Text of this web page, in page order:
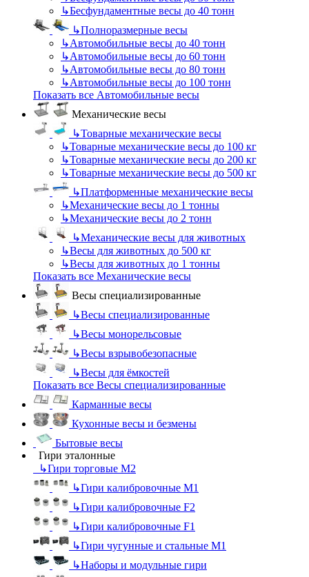
↳Бесфундаментные весы до 40 тонн
↳Полноразмерные весы
↳Автомобильные весы до 40 тонн
↳Автомобильные весы до 60 тонн
↳Автомобильные весы до 80 тонн
↳Автомобильные весы до 100 тонн
Показать все Автомобильные весы
Механические весы
↳Товарные механические весы
↳Товарные механические весы до 100 кг
↳Товарные механические весы до 200 кг
↳Товарные механические весы до 500 кг
↳Платформенные механические весы
↳Механические весы до 1 тонны
↳Механические весы до 2 тонн
↳Механические весы для животных
↳Весы для животных до 500 кг
↳Весы для животных до 1 тонны
Показать все Механические весы
Весы специализированные
↳Весы специализированные
↳Весы монорельсовые
↳Весы взрывобезопасные
↳Весы для ёмкостей
Показать все Весы специализированные
Карманные весы
Кухонные весы и безмены
Бытовые весы
Гири эталонные
↳Гири торговые М2
↳Гири калибровочные М1
↳Гири калибровочные F2
↳Гири калибровочные F1
↳Гири чугунные и стальные М1
↳Наборы и модульные гири